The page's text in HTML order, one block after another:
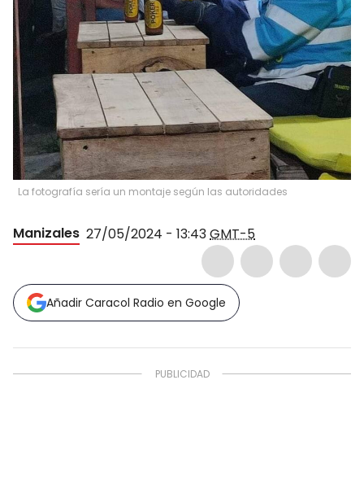
La fotografía sería un montaje según las autoridades
Manizales 27/05/2024 - 13:43GMT-5
Añadir Caracol Radio en Google